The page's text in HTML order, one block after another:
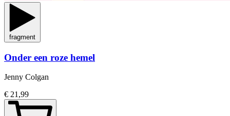
fragment
Onder een roze hemel
Jenny Colgan
€ 21,99